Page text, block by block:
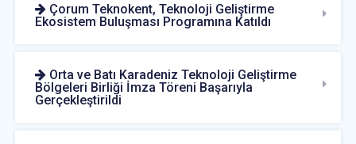
Çorum Teknokent, Teknoloji Geliştirme
Ekosistem Buluşması Programına Katıldı
Orta ve Batı Karadeniz Teknoloji Geliştirme
Bölgeleri Birliği İmza Töreni Başarıyla
Gerçekleştirildi